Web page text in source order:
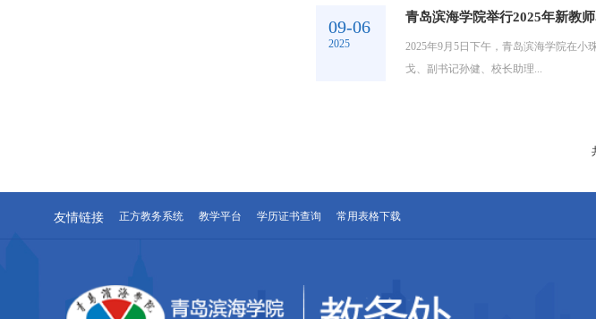
09-06
2025
青岛滨海学院举行2025年新教
2025年9月5日下午，青岛滨海学院在小
戈、副书记孙健、校长助理...
友情链接 正方教务系统 教学平台 学历证书查询 常用表格下载